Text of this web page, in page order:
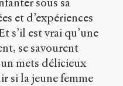
et d’expériences
s’il est vrai qu’une
se savourent
un mets délicieux
si la jeune femme